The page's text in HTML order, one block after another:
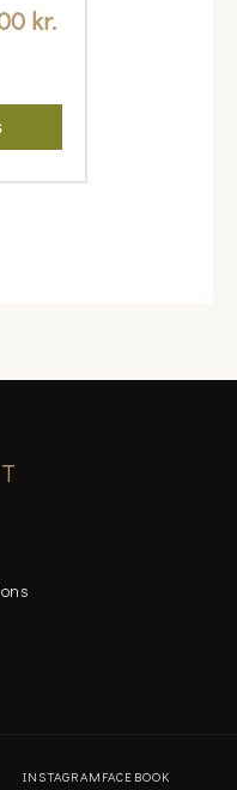
kr.6,705.00 kr.
INSTAGRAM FACEBOOK